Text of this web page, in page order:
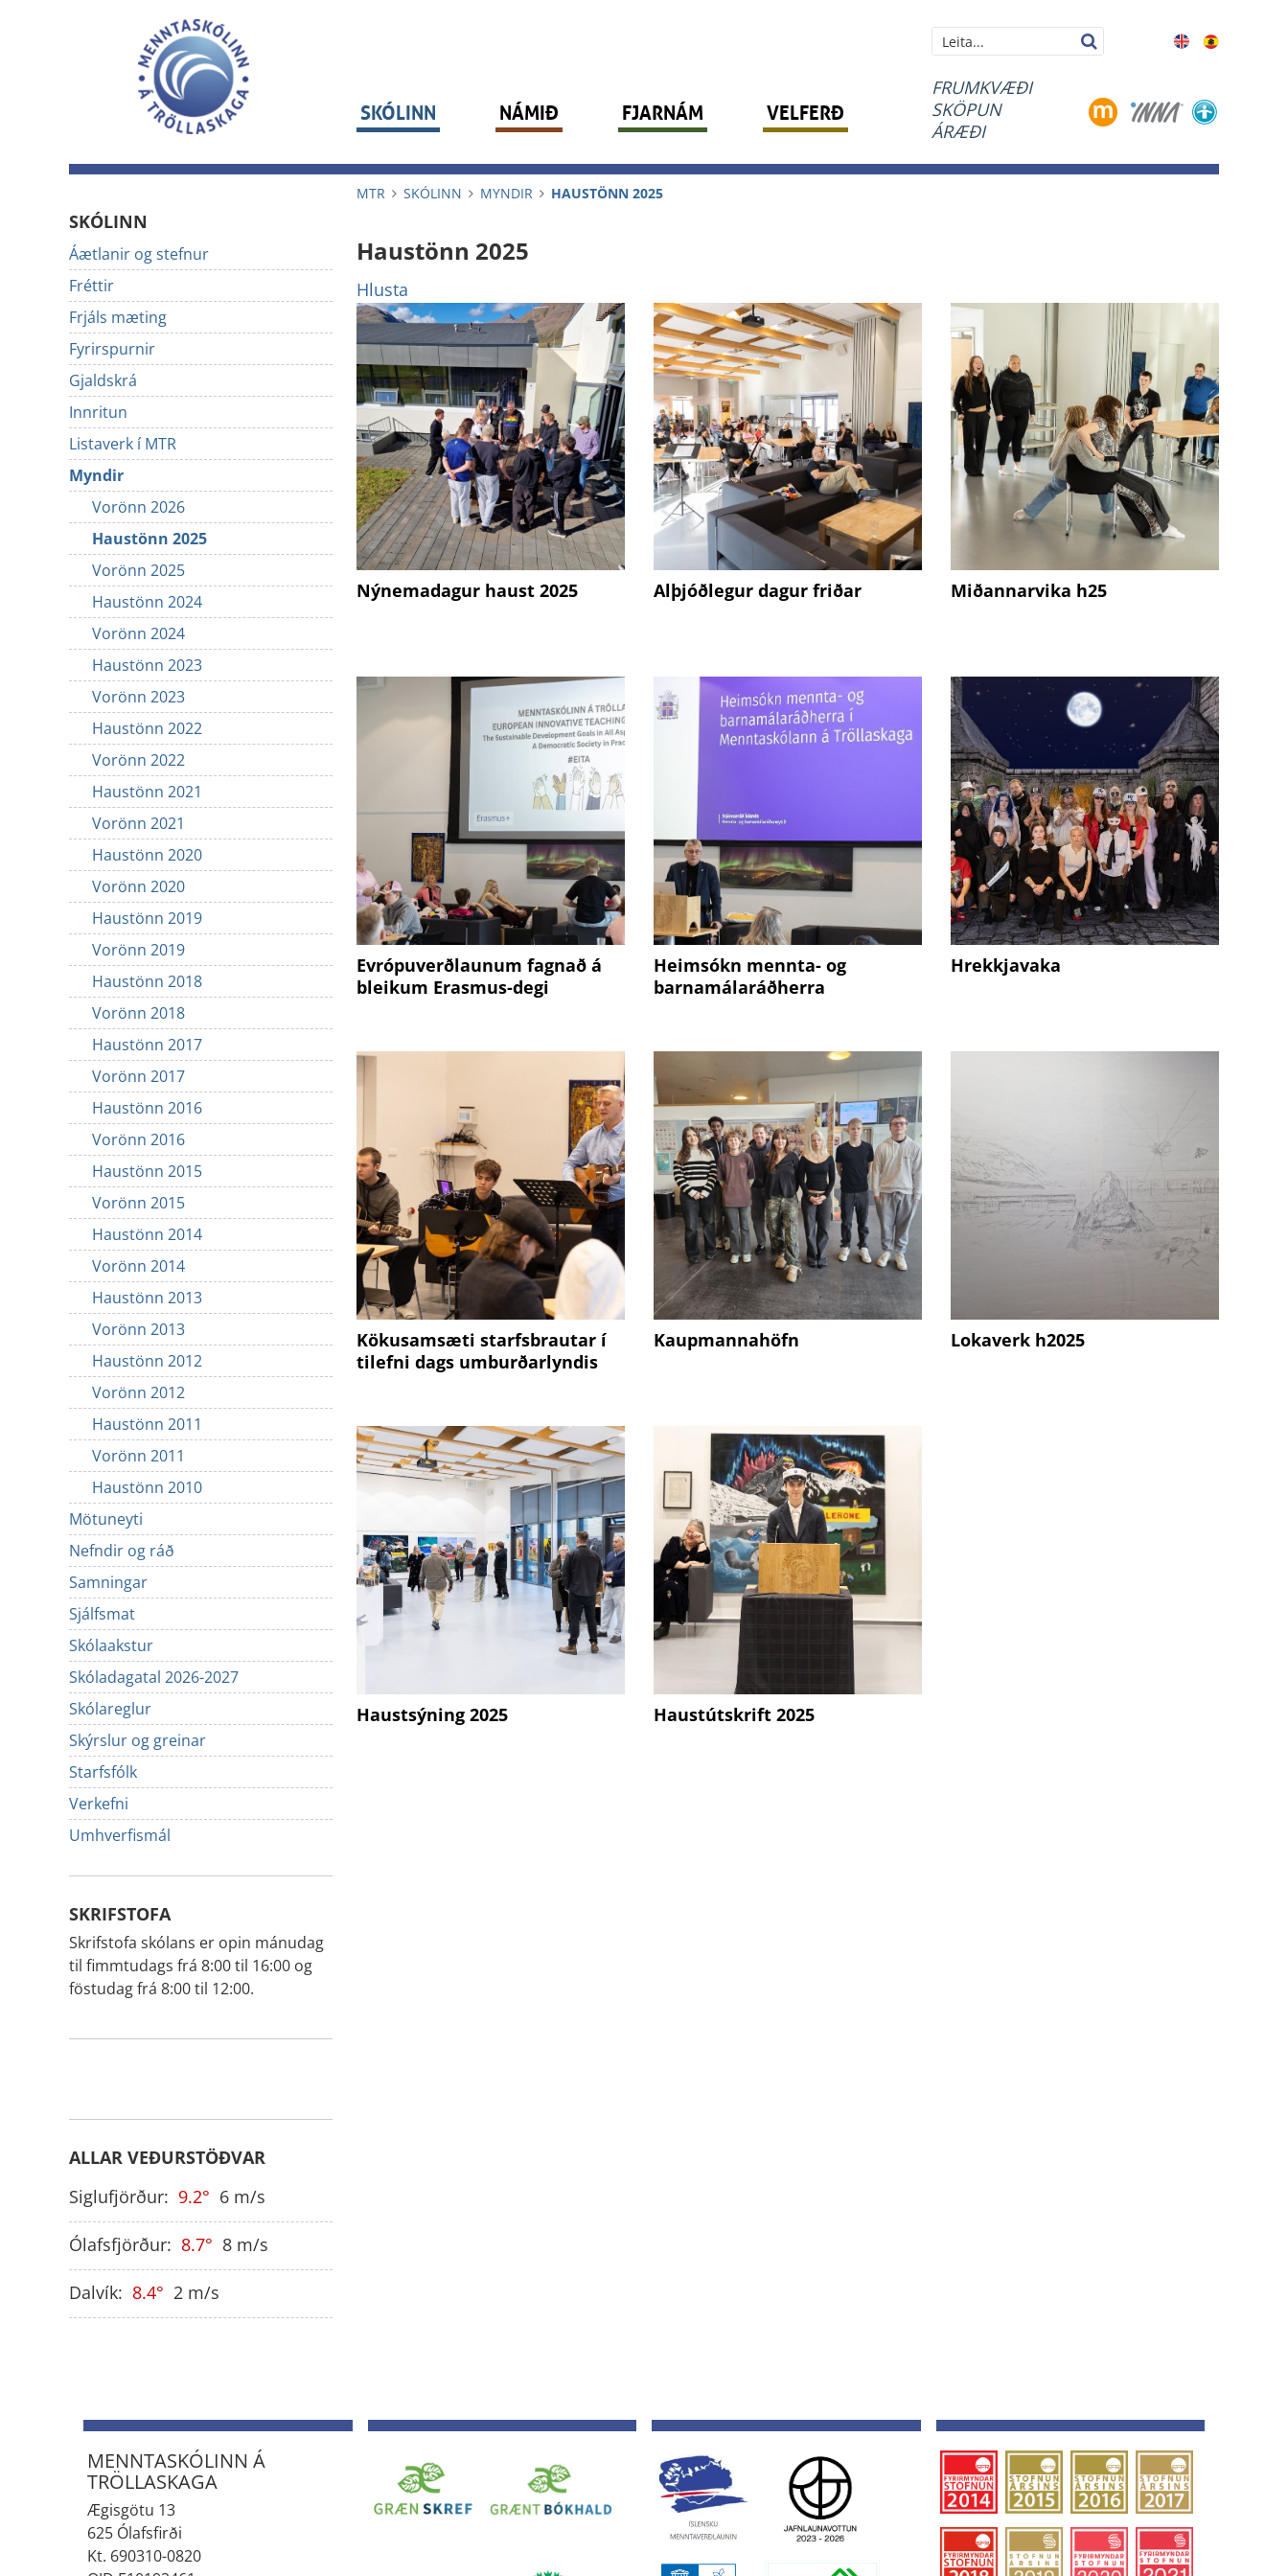
Leita
FRUMKVÆÐI
SKÖPUN
ÁRÆÐI
SKÓLINN NÁMIÐ FJARNÁM VELFERÐ
MTR SKÓLINN MYNDIR HAUSTÖNN 2025
Haustönn 2025
Hlusta
Nýnemadagur haust 2025 Alþjóðlegur dagur friðar Miðannarvika h25
Evrópuverðlaunum fagnað á
bleikum Erasmus-degi
Heimsókn mennta- og
barnamálaráðherra
Hrekkjavaka
Kökusamsæti starfsbrautar í
tilefni dags umburðarlyndis
Kaupmannahöfn Lokaverk h2025
Haustsýning 2025 Haustútskrift 2025
SKÓLINN
Áætlanir og stefnur
Fréttir
Frjáls mæting
Fyrirspurnir
Gjaldskrá
Innritun
Listaverk í MTR
Myndir
Vorönn 2026
Haustönn 2025
Vorönn 2025
Haustönn 2024
Vorönn 2024
Haustönn 2023
Vorönn 2023
Haustönn 2022
Vorönn 2022
Haustönn 2021
Vorönn 2021
Haustönn 2020
Vorönn 2020
Haustönn 2019
Vorönn 2019
Haustönn 2018
Vorönn 2018
Haustönn 2017
Vorönn 2017
Haustönn 2016
Vorönn 2016
Haustönn 2015
Vorönn 2015
Haustönn 2014
Vorönn 2014
Haustönn 2013
Vorönn 2013
Haustönn 2012
Vorönn 2012
Haustönn 2011
Vorönn 2011
Haustönn 2010
Mötuneyti
Nefndir og ráð
Samningar
Sjálfsmat
Skólaakstur
Skóladagatal 2026-2027
Skólareglur
Skýrslur og greinar
Starfsfólk
Verkefni
Umhverfismál
SKRIFSTOFA
Skrifstofa skólans er opin mánudag
til fimmtudags frá 8:00 til 16:00 og
föstudag frá 8:00 til 12:00.
ALLAR VEÐURSTÖÐVAR
Siglufjörður: 9.2 6 m/s
Ólafsfjörður: 8.7 8 m/s
Dalvík: 8.4 2 m/s
MENNTASKÓLINN Á
TRÖLLASKAGA
Ægisgötu 13
625 Ólafsfirði
Kt. 690310-0820